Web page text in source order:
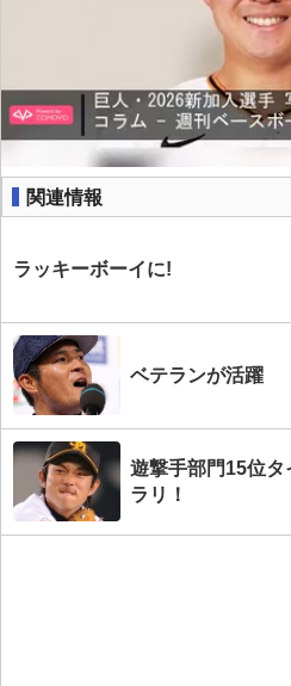
関連情報
ラッキーボーイに!
ベテランが活躍
遊撃手部門15位
ラリ！